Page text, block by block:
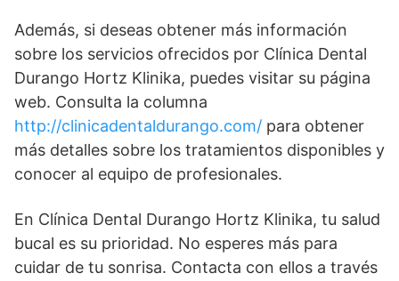
Además, si deseas obtener más información
sobre los servicios ofrecidos por Clínica Dental
Durango Hortz Klinika, puedes visitar su página
web. Consulta la columna
http://clinicadentaldurango.com/ para obtener
más detalles sobre los tratamientos disponibles y
conocer al equipo de profesionales.
En Clínica Dental Durango Hortz Klinika, tu salud
bucal es su prioridad. No esperes más para
cuidar de tu sonrisa. Contacta con ellos a través